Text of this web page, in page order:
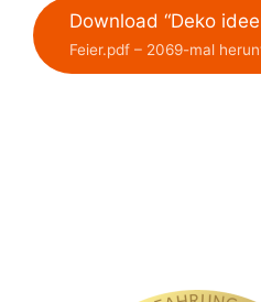
Download “Deko
Feier.pdf – 2069-mal